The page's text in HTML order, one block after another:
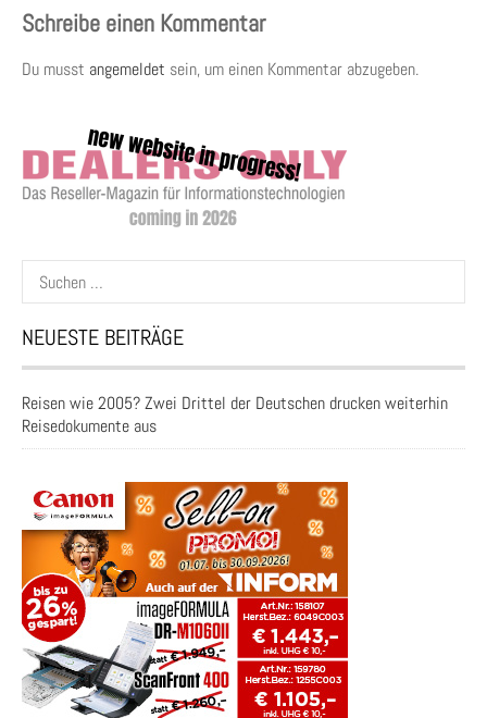
Schreibe einen Kommentar
Du musst angemeldet sein, um einen Kommentar abzugeben.
Suchen
nach:
NEUESTE BEITRÄGE
Reisen wie 2005? Zwei Drittel der Deutschen drucken weiterhin
Reisedokumente aus